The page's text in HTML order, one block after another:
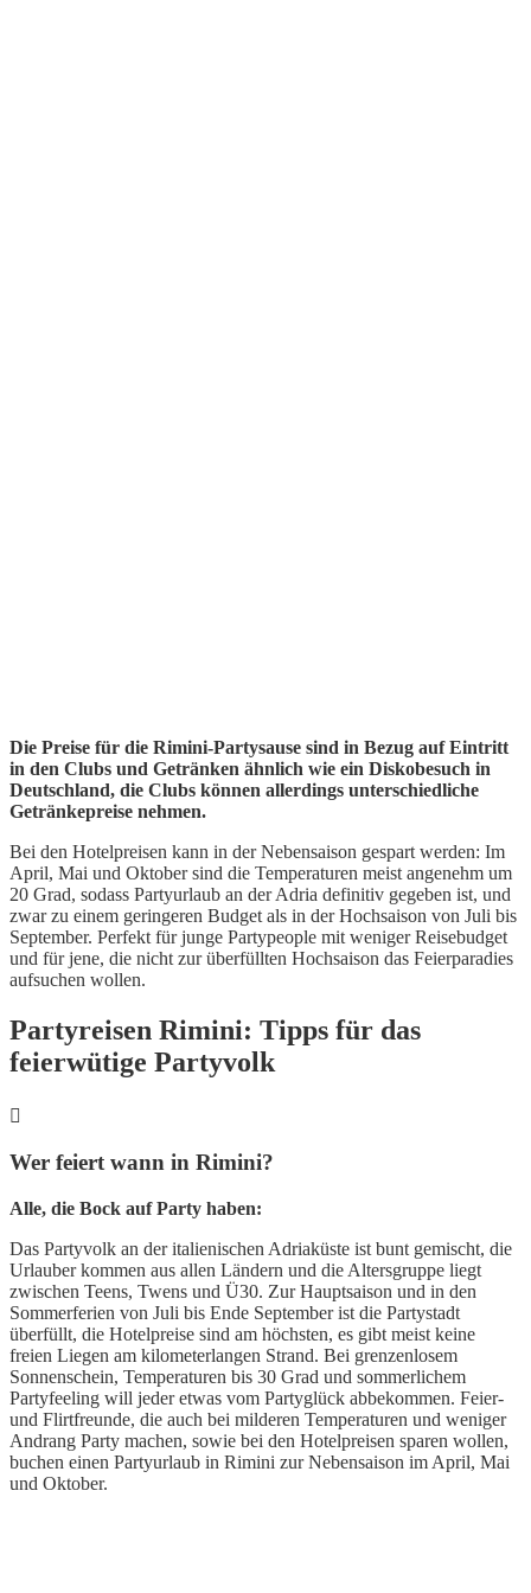
Die Preise für die Rimini-Partysause sind in Bezug auf Eintritt
in den Clubs und Getränken ähnlich wie ein Diskobesuch in
Deutschland, die Clubs können allerdings unterschiedliche
Getränkepreise nehmen.
Bei den Hotelpreisen kann in der Nebensaison gespart werden: Im
April, Mai und Oktober sind die Temperaturen meist angenehm um
20 Grad, sodass Partyurlaub an der Adria definitiv gegeben ist, und
zwar zu einem geringeren Budget als in der Hochsaison von Juli bis
September. Perfekt für junge Partypeople mit weniger Reisebudget
und für jene, die nicht zur überfüllten Hochsaison das Feierparadies
aufsuchen wollen.
Partyreisen Rimini: Tipps für das
feierwütige Partyvolk
Wer feiert wann in Rimini?
Alle, die Bock auf Party haben:
Das Partyvolk an der italienischen Adriaküste ist bunt gemischt, die
Urlauber kommen aus allen Ländern und die Altersgruppe liegt
zwischen Teens, Twens und Ü30. Zur Hauptsaison und in den
Sommerferien von Juli bis Ende September ist die Partystadt
überfüllt, die Hotelpreise sind am höchsten, es gibt meist keine
freien Liegen am kilometerlangen Strand. Bei grenzenlosem
Sonnenschein, Temperaturen bis 30 Grad und sommerlichem
Partyfeeling will jeder etwas vom Partyglück abbekommen. Feier-
und Flirtfreunde, die auch bei milderen Temperaturen und weniger
Andrang Party machen, sowie bei den Hotelpreisen sparen wollen,
buchen einen Partyurlaub in Rimini zur Nebensaison im April, Mai
und Oktober.